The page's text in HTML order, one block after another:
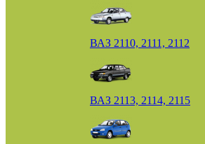
ВАЗ 2110, 2111, 2112
ВАЗ 2113, 2114, 2115